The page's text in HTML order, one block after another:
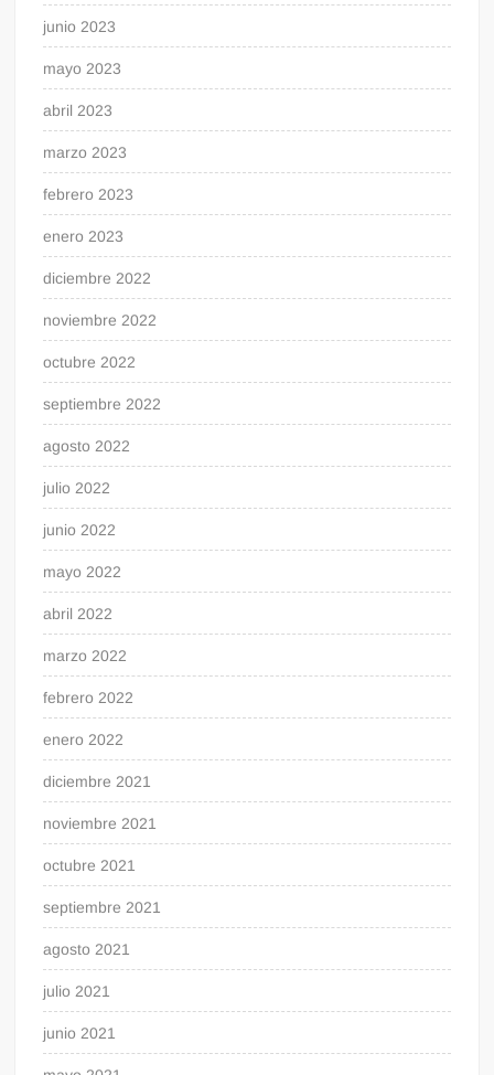
junio 2023
mayo 2023
abril 2023
marzo 2023
febrero 2023
enero 2023
diciembre 2022
noviembre 2022
octubre 2022
septiembre 2022
agosto 2022
julio 2022
junio 2022
mayo 2022
abril 2022
marzo 2022
febrero 2022
enero 2022
diciembre 2021
noviembre 2021
octubre 2021
septiembre 2021
agosto 2021
julio 2021
junio 2021